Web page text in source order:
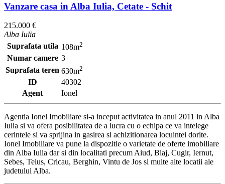
Vanzare casa in Alba Iulia, Cetate - Schit
215.000 €
Alba Iulia
Suprafata utila 108m2
Numar camere 3
Suprafata teren 630m2
ID
40302
Agent
Ionel
Agentia Ionel Imobiliare si-a inceput activitatea in anul 2011 in Alba
Iulia si va ofera posibilitatea de a lucra cu o echipa ce va intelege
cerintele si va sprijina in gasirea si achizitionarea locuintei dorite.
Ionel Imobiliare va pune la dispozitie o varietate de oferte imobiliare
din Alba Iulia dar si din localitati precum Aiud, Blaj, Cugir, Iernut,
Sebes, Teius, Cricau, Berghin, Vintu de Jos si multe alte locatii ale
judetului Alba.